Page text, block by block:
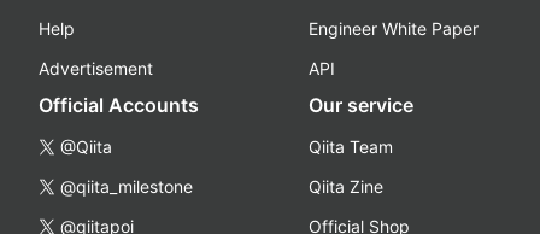
Help
Advertisement
Engineer White Paper
API
Official Accounts
@Qiita
@qiita_milestone
@qiitapoi
Our service
Qiita Team
Qiita Zine
Official Shop